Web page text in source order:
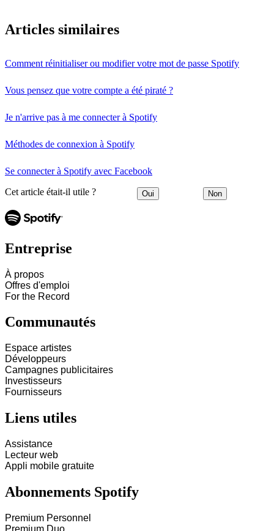
Articles similaires
Comment réinitialiser ou modifier votre mot de passe Spotify
Vous pensez que votre compte a été piraté ?
Je n'arrive pas à me connecter à Spotify
Méthodes de connexion à Spotify
Se connecter à Spotify avec Facebook
Cet article était-il utile ? Oui Non
Entreprise
À propos
Offres d'emploi
For the Record
Communautés
Espace artistes
Développeurs
Campagnes publicitaires
Investisseurs
Fournisseurs
Liens utiles
Assistance
Lecteur web
Appli mobile gratuite
Abonnements Spotify
Premium Personnel
Premium Duo